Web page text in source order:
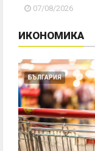
07/08/2026
ИКОНОМИКА
БЪЛГАРИЯ